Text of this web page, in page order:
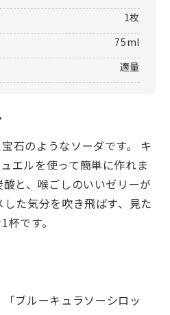
1枚
75ml
適量
石のようなソーダです。 キ
エルを使って簡単に作れま
と、喉ごしのいいゼリーが
た気分を吹き飛ばす、見た
です。
ブルーキュラソーシロッ